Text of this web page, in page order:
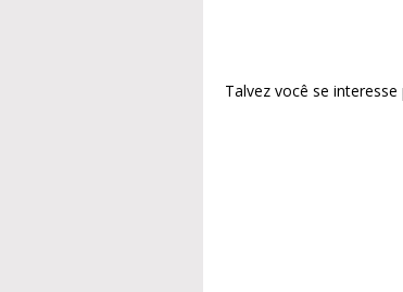
Talvez você se